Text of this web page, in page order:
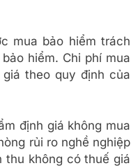
mua bảo hiểm trách
hiểm. Chi phí mua
theo quy định của
định giá không mua
rủi ro nghề nghiệp
thu không có thuế giá